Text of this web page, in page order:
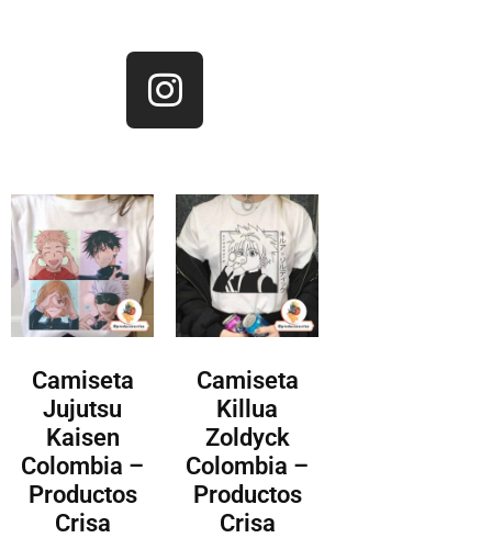
Camiseta
Jujutsu
Kaisen
Colombia –
Productos
Crisa
Camiseta
Killua
Zoldyck
Colombia –
Productos
Crisa